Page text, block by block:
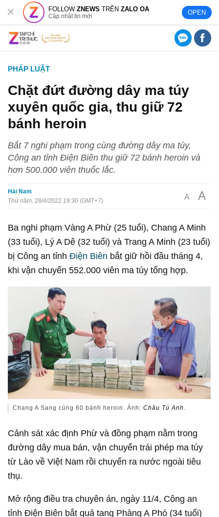
FOLLOWZNEWS TRÊNZALO OA
Cập nhật tin mới OPEN
PHÁP LUẬT
Chặt đứt đường dây ma túy
xuyên quốc gia, thu giữ 72
bánh heroin
Bắt 7 nghi phạm trong cùng đường dây ma túy,
Công an tỉnh Điện Biên thu giữ 72 bánh heroin và
hơn 500.000 viên thuốc lắc.
Hải Nam
Thứ năm, 28/4/2022 19:30 (GMT+7)
A A
Ba nghi phạm Vàng A Phừ (25 tuổi), Chang A Minh
(33 tuổi), Lý A Dê (32 tuổi) và Trang A Minh (23 tuổi)
bị Công an tỉnhĐiện Biên bắt giữ hồi đầu tháng 4,
khi vận chuyển 552.000 viên ma túy tổng hợp.
Chang A Sang cùng 60 bánh heroin. Ảnh: Châu Tú Anh.
Cảnh sát xác định Phừ và đồng phạm nằm trong
đường dây mua bán, vận chuyển trái phép ma túy
từ Lào về Việt Nam rồi chuyển ra nước ngoài tiêu
thụ.
Mở rộng điều tra chuyên án, ngày 11/4, Công an
tỉnh Điện Biên bắt quả tang Phàng A Phó (34 tuổi)